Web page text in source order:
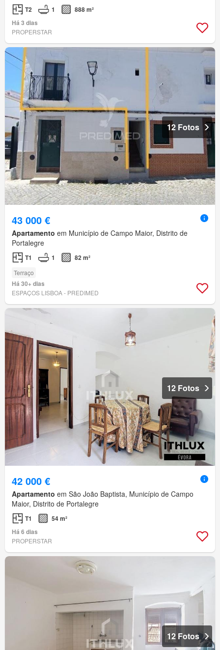
T2 1
888 m²
Há 3 dias
PROPERSTAR
12 Fotos
43 000 €
Apartamento em Município de Campo Maior, Distrito de
Portalegre
T1 1 82 m²
Terraço
Há 30+ dias
ESPAÇOS LISBOA - PREDIMED
12 Fotos
42 000 €
Apartamento em São João Baptista, Município de Campo
Maior, Distrito de Portalegre
T1
54 m²
Há 6 dias
PROPERSTAR
12 Fotos